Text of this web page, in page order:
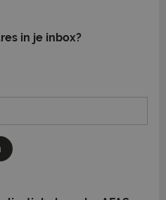
in je inbox?